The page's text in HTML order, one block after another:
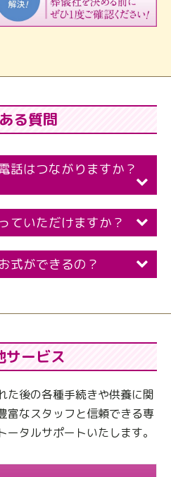
る質問
話はつながりますか？
ていただけますか？
式ができるの？
サービス
た後の各種手続きや供養に関
富なスタッフと信頼できる専
タルサポートいたします。